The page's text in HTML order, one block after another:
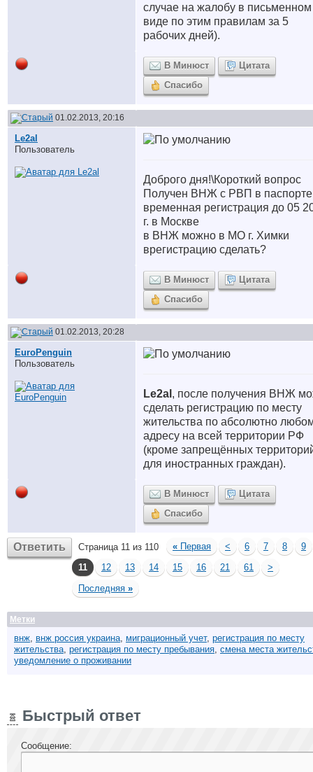
случае на жалобу в письменном
виде по этим правилам за 5
рабочих дней).
В Минюст
Цитата
Спасибо
01.02.2013, 20:16
Le2al
Пользователь
Доброго дня!\Короткий вопрос
Получен ВНЖ с РВП в паспорте
временная регистрация до 05
г. в Москве
в ВНЖ можно в МО г. Химки
врегистрацию сделать?
В Минюст
Цитата
Спасибо
01.02.2013, 20:28
EuroPenguin
Пользователь
Le2al , после получения ВНЖ
сделать регистрацию по месту
жительства по абсолютно
адресу на всей территории РФ
(кроме запрещённых
для иностранных граждан).
В Минюст
Цитата
Спасибо
Ответить Страница 11 из 110 « Первая < 6 7 8
9
11
12 13 14 15 16 21 61
>
Последняя »
Метки
внж, внж россия украина, миграционный учет, регистрация по месту
жительства, регистрация по месту пребывания, смена места
уведомление о проживании
Быстрый ответ
Сообщение: